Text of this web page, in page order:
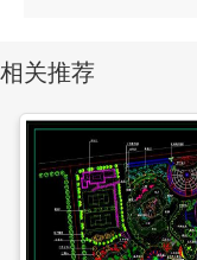
相关推荐